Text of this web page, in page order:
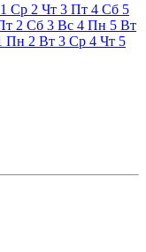
1 Ср 2 Чт 3 Пт 4 Сб 5
2 Сб 3 Вс 4 Пн 5 Вт
Пн 2 Вт 3 Ср 4 Чт 5